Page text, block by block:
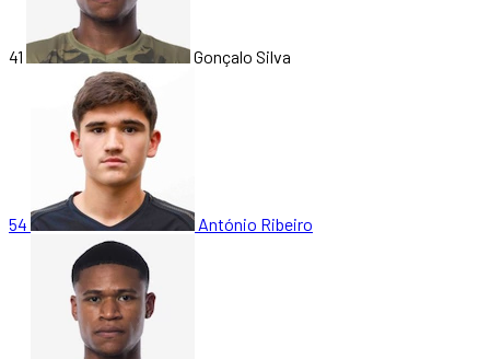
41 Gonçalo Silva
54 António Ribeiro